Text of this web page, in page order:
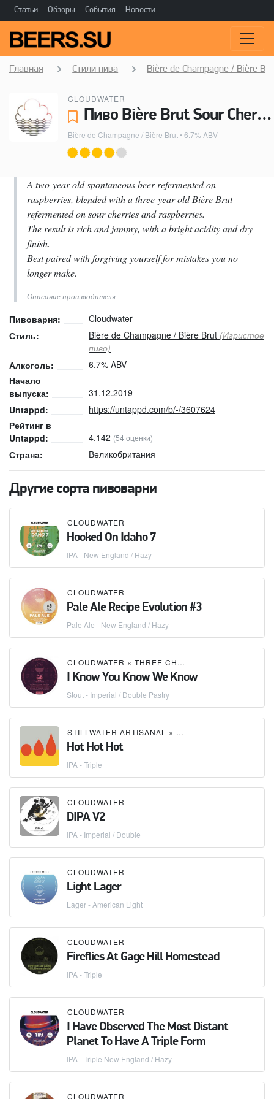
Статьи Обзоры События Новости
Главная Стили пива Bière de Champagne / Bière
CLOUDWATER
Пиво Bière Brut Sour Cherry & Raspberry - Cloudwater
Bière de Champagne / Bière Brut• 6.7% ABV
A two-year-old spontaneous beer refermented on
raspberries, blended with a three-year-old Bière Brut
refermented on sour cherries and raspberries.
The result is rich and jammy, with a bright acidity and dry
finish.
Best paired with forgiving yourself for mistakes you no
longer make.
Описание производителя
Пивоварня:
Cloudwater
Стиль:
Bière de Champagne / Bière Brut (Игристое
пиво)
Алкоголь:
6.7% ABV
Начало
выпуска:
31.12.2019
Untappd:
https://untappd.com/b/-/3607624
Рейтинг в
Untappd:
4.142 (54 оценки)
Страна: Великобритания
Другие сорта пивоварни
CLOUDWATER
Hooked On Idaho 7
IPA - New England / Hazy
CLOUDWATER
Pale Ale Recipe Evolution #3
Pale Ale - New England / Hazy
CLOUDWATER × THREE CHIEFS BREWING CO.
I Know You Know We Know
Stout - Imperial / Double Pastry
STILLWATER ARTISANAL × CLOUDWATER
Hot Hot Hot
IPA - Triple
CLOUDWATER
DIPA V2
IPA - Imperial / Double
CLOUDWATER
Light Lager
Lager - American Light
CLOUDWATER
Fireflies At Gage Hill Homestead
IPA - Triple
CLOUDWATER
I Have Observed The Most Distant
Planet To Have A Triple Form
IPA - Triple New England / Hazy
CLOUDWATER